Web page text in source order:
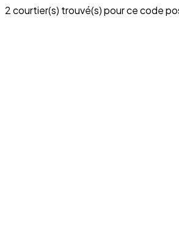
2 courtier(s) trouvé(s) pour ce code